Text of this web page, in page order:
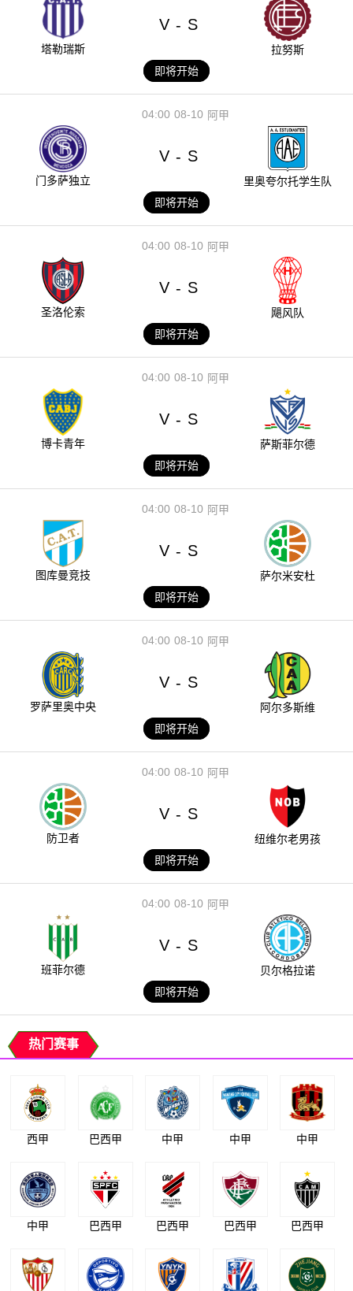
塔勒瑞斯
V - S
拉努斯
即将开始
08-10
04:00 阿甲
门多萨独立
V - S
里奥夸尔托学生队
即将开始
08-10
04:00 阿甲
圣洛伦索
V - S
飓风队
即将开始
08-10
04:00 阿甲
博卡青年
V - S
萨斯菲尔德
即将开始
08-10
04:00 阿甲
图库曼竞技
V - S
萨尔米安杜
即将开始
08-10
04:00 阿甲
罗萨里奥中央
V - S
阿尔多斯维
即将开始
08-10
04:00 阿甲
防卫者
V - S
纽维尔老男孩
即将开始
08-10
04:00 阿甲
班菲尔德
V - S
贝尔格拉诺
即将开始
热门赛事
西甲 巴西甲 中甲 中甲 中甲
中甲 巴西甲 巴西甲 巴西甲 巴西甲